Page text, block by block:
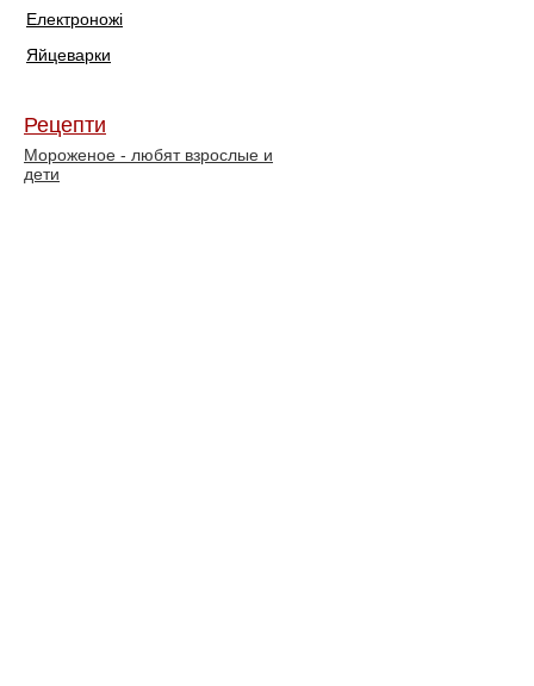
Електроножі
Яйцеварки
Рецепти
Мороженое - любят взрослые и
дети